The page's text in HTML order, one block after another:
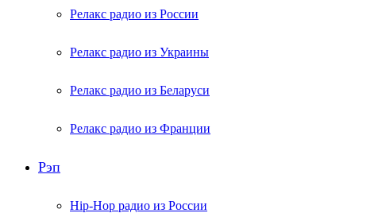
Релакс радио из России
Релакс радио из Украины
Релакс радио из Беларуси
Релакс радио из Франции
Рэп
Hip-Hop радио из России